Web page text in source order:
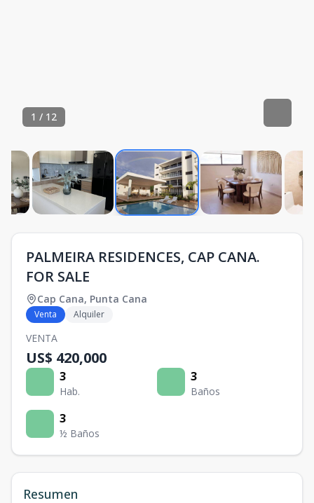
1 / 12
PALMEIRA RESIDENCES, CAP CANA.
FOR SALE
Cap Cana, Punta Cana
Venta Alquiler
VENTA
US$ 420,000
3
Hab.
3
Baños
3
½ Baños
Resumen